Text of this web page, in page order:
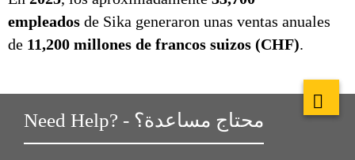
empleados de Sika generaron unas ventas anuales
de 11,200 millones de francos suizos (CHF).
Need Help? - محتاج مساعدة؟